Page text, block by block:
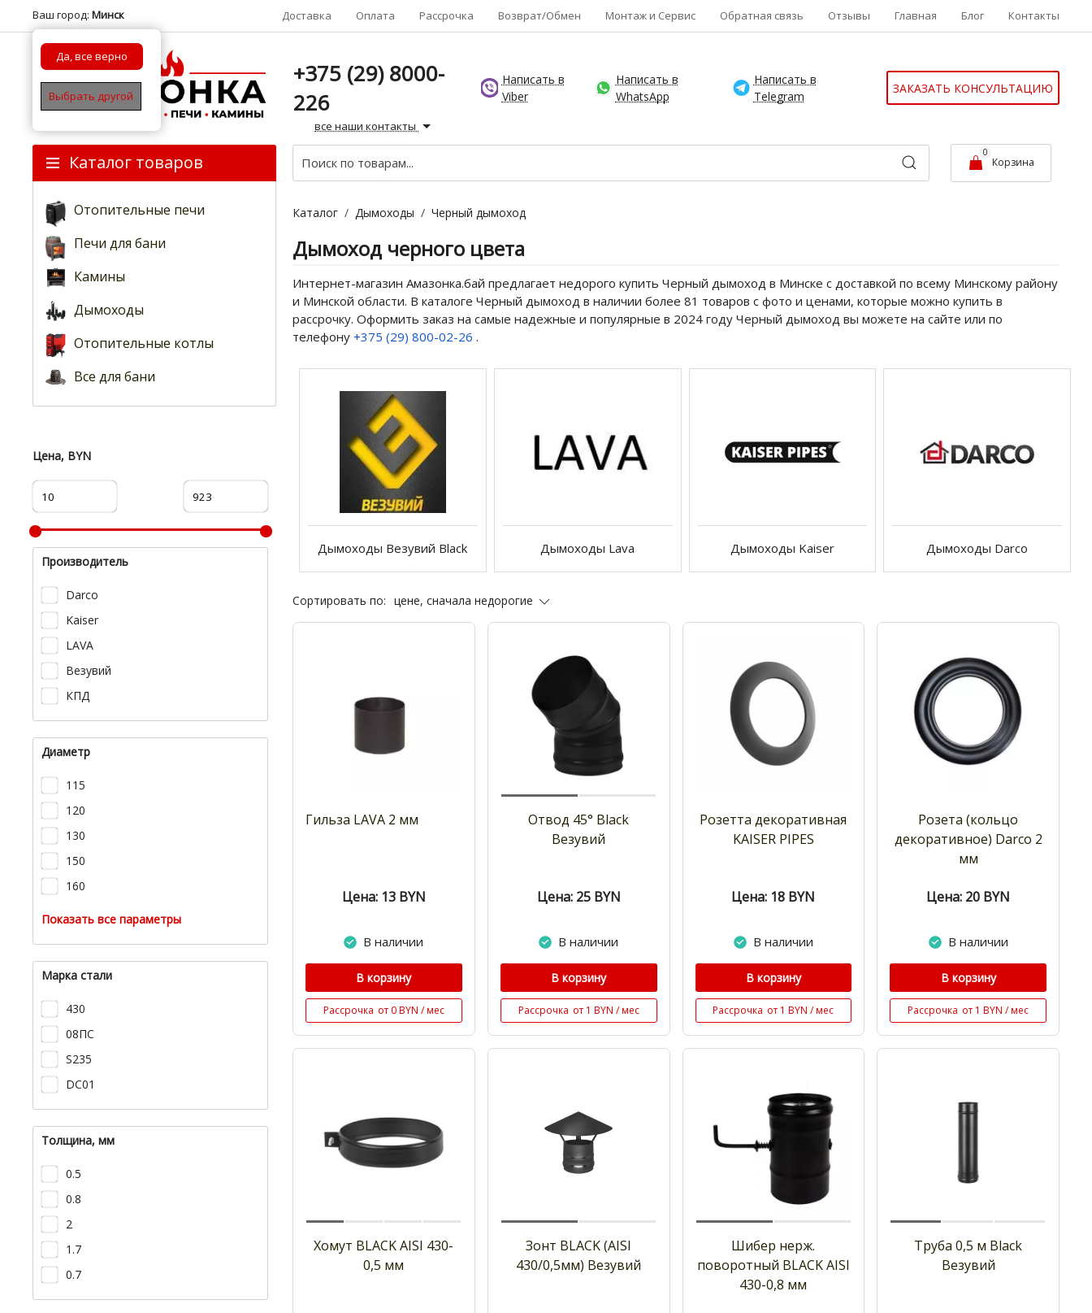
Ваш город: Минск
Да, все верно
Выбрать другой
Доставка Оплата Рассрочка Возврат/Обмен Монтаж и Сервис Обратная связь Отзывы Главная Блог Контакты
+375 (29) 8000-
226
все наши контакты
Написать в
Viber
Написать в
WhatsApp
Написать в
Telegram
ЗАКАЗАТЬ КОНСУЛЬТАЦИЮ
Каталог товаров
Отопительные печи
Печи для бани
Камины
Дымоходы
Отопительные котлы
Все для бани
0
Корзина
Цена, BYN
Производитель
Darco
Kaiser
LAVA
Везувий
КПД
Диаметр
115
120
130
150
160
Показать все параметры
Марка стали
430
08ПС
S235
DC01
Толщина, мм
0.5
0.8
2
1.7
0.7
Каталог / Дымоходы / Черный дымоход
Дымоход черного цвета
Интернет-магазин Амазонка.бай предлагает недорого купить Черный дымоход в Минске с доставкой по всему Минскому району
и Минской области. В каталоге Черный дымоход в наличии более 81 товаров с фото и ценами, которые можно купить в
рассрочку. Оформить заказ на самые надежные и популярные в 2024 году Черный дымоход вы можете на сайте или по
телефону +375 (29) 800-02-26 .
Дымоходы Везувий Black Дымоходы Lava Дымоходы Kaiser Дымоходы Darco
Сортировать по: цене, сначала недорогие
Гильза LAVA 2 мм
Цена: 13 BYN
В наличии
В корзину
Рассрочка от 0 BYN / мес
Отвод 45° Black
Везувий
Цена: 25 BYN
В наличии
В корзину
Рассрочка от 1 BYN / мес
Розетта декоративная
KAISER PIPES
Цена: 18 BYN
В наличии
В корзину
Рассрочка от 1 BYN / мес
Розета (кольцо
декоративное) Darco 2
мм
Цена: 20 BYN
В наличии
В корзину
Рассрочка от 1 BYN / мес
Хомут BLACK AISI 430-
0,5 мм
Зонт BLACK (AISI
430/0,5мм) Везувий
Шибер нерж.
поворотный BLACK AISI
430-0,8 мм
Труба 0,5 м Black
Везувий